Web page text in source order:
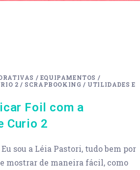
/ EQUIPAMENTOS /
2 / SCRAPBOOKING / UTILIDADES E
Foil com a
Curio 2
sou a Léia Pastori, tudo bem por
mostrar de maneira fácil, como